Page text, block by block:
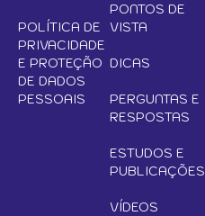
POLÍTICA DE
PRIVACIDADE
E PROTEÇÃO
DE DADOS
PESSOAIS
PONTOS DE
VISTA
DICAS
PERGUNTAS E
RESPOSTAS
ESTUDOS E
PUBLICAÇÕES
VÍDEOS